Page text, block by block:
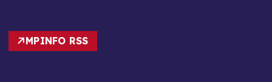
MPINFO RSS